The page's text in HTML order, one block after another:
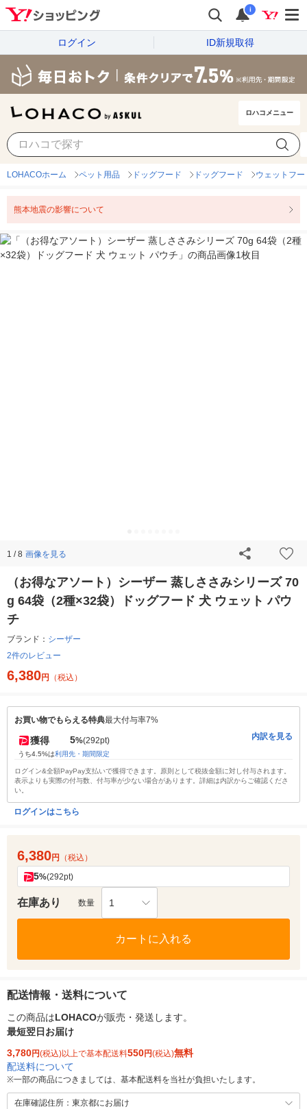
i
ログイン ID新規取得
ロハコメニュー
LOHACOホーム ペット用品 ドッグフード ドッグフード ウェットフー
熊本地震の影響について
1 / 8 画像を見る
（お得なアソート）シーザー 蒸しささみシリーズ 70
g 64袋（2種×32袋）ドッグフード 犬 ウェット パウ
チ
ブランド： シーザー
2件のレビュー
6,380円 （税込）
お買い物でもらえる特典最大付与率7%
獲得 5%(292pt)
うち4.5%は利用先・期間限定
内訳を見る
ログイン&全額PayPay支払いで獲得できます。原則として税抜金額に対し付与されます。
表示よりも実際の付与数、付与率が少ない場合があります。詳細は内訳からご確認くださ
い。
ログインはこちら
6,380円 （税込）
5%(292pt)
在庫あり 数量 1
カートに入れる
配送情報・送料について
この商品はLOHACOが販売・発送します。
最短翌日お届け
3,780円(税込)以上で基本配送料550円(税込)無料
配送料について
※一部の商品につきましては、基本配送料を当社が負担いたします。
在庫確認住所：東京都にお届け